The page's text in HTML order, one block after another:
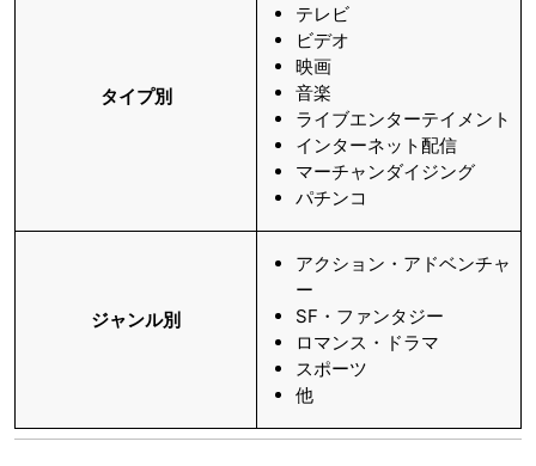
タイプ別
テレビ
ビデオ
映画
音楽
ライブエンターテイメント
インターネット配信
マーチャンダイジング
パチンコ
ジャンル別
アクション・アドベンチャ
ー
SF・ファンタジー
ロマンス・ドラマ
スポーツ
他